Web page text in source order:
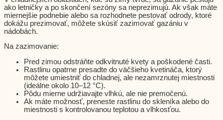
ako letničky a po skončení sezóny sa neprezimujú. Ak však máte
miernejšie podnebie alebo sa rozhodnete pestovať odrody, ktoré
dokážu prezimovať, môžete skúsiť zazimovať gazániu v
nádobách.
Na zazimovanie:
Pred zimou odstráňte odkvitnuté kvety a poškodené časti.
Rastlinu opatrne presadte do väčšieho kvetináča, ktorý
môžete umiestniť do chladnej, ale nezamrznutej miestnosti
(ideálne okolo 10–12 °C).
Pôdu mierne udržiavajte vlhkú, ale nie premočenú.
Ak máte možnosť, preneste rastlinu do skleníka alebo do
miestnosti s kontrolovanou teplotou a vlhkosťou.